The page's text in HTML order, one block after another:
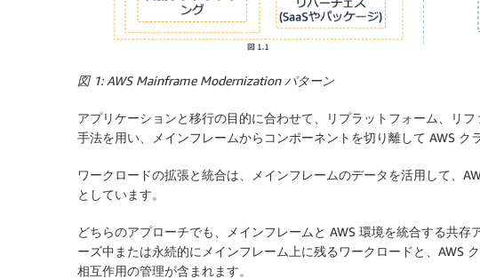
図 1: AWS Mainframe Modernization パターン
アプリケーションと移行の目的に合わせて、リプラットフォーム、リ
手法を用い、メインフレームからコンポーネントを切り離して AWS ク
ワークロードの拡張と統合は、メインフレームのデータを活用して、
としています。
どちらのアプローチでも、メインフレームと AWS 環境を統合する共
ーズ中または永続的にメインフレーム上に残るワークロードと、AWS
相互作用の管理が含まれます。